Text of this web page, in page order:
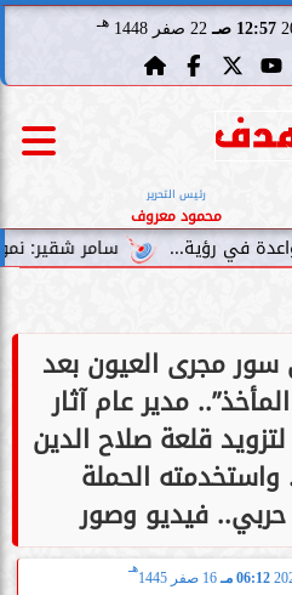
12:57 صـ 22 صفر 1448 هـ
رئيس التحرير
محمود معروف
شقير: نمو صناديق الاستثمار الخاصة
سور مجرى العيون بعد
مدير عام آثار
قلعة صلاح الدين
واستخدمته الحملة
فيديو وصور
06:12 مـ 16 صفر 1445
هـ